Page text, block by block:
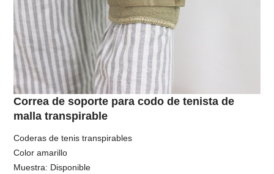
Correa de soporte para codo de tenista de
malla transpirable
Coderas de tenis transpirables
Color amarillo
Muestra: Disponible